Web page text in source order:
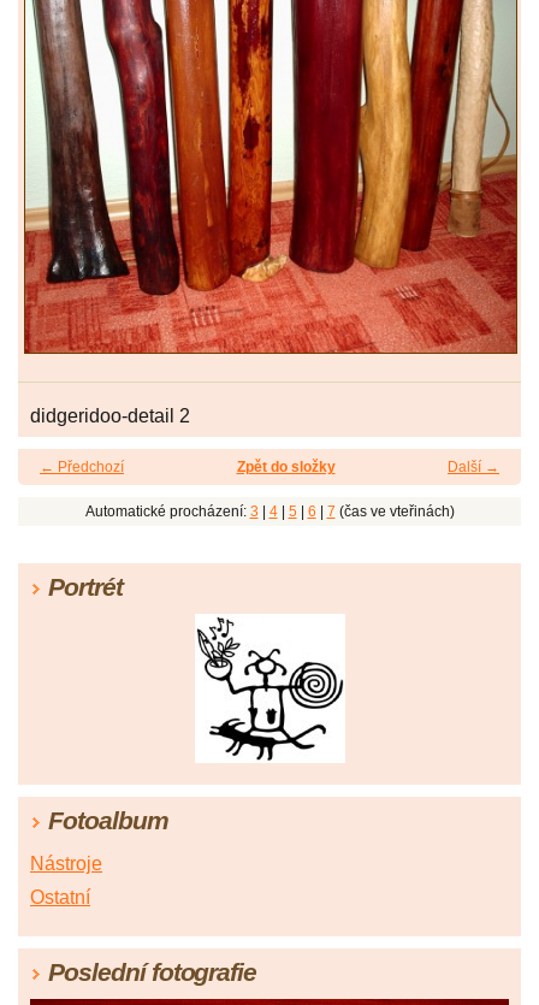
didgeridoo-detail 2
← Předchozí Další →
Zpět do složky
Automatické procházení: 3 4| 5| 6 7 (čas ve vteřinách)
Portrét
Fotoalbum
Nástroje
Ostatní
Poslední fotografie